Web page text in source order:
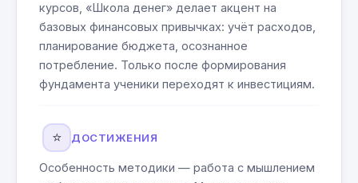
курсов, «Школа денег» делает акцент на
базовых финансовых привычках: учёт расходов,
планирование бюджета, осознанное
потребление. Только после формирования
фундамента ученики переходят к инвестициям.
⭐ ДОСТИЖЕНИЯ
Особенность методики — работа с мышлением